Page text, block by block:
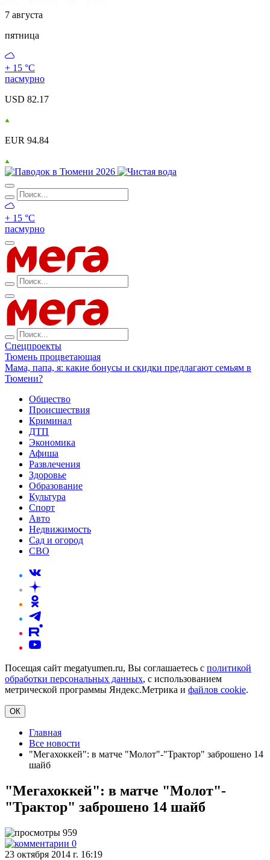
7 августа
пятница
+ 15 °С
пасмурно
USD 82.17
EUR 94.84
+ 15 °С
пасмурно
Спецпроекты
Тюмень процветающая
Мама, папа, я: какие бонусы и скидки предлагают семьям в
Тюмени?
Общество
Происшествия
Криминал
ДТП
Экономика
Афиша
Развлечения
Здоровье
Образование
Культура
Спорт
Авто
Недвижимость
Сад и огород
СВО
Посещая сайт megatyumen.ru, Вы соглашаетесь с политикой
обработки персональных данных, с использованием
метрической программы Яндекс.Метрика и файлов cookie.
ОК
Главная
Все новости
"Мегахоккей": в матче "Молот"-"Трактор" заброшено 14
шайб
"Мегахоккей": в матче "Молот"-
"Трактор" заброшено 14 шайб
959
0
23 октября 2014 г. 16:19